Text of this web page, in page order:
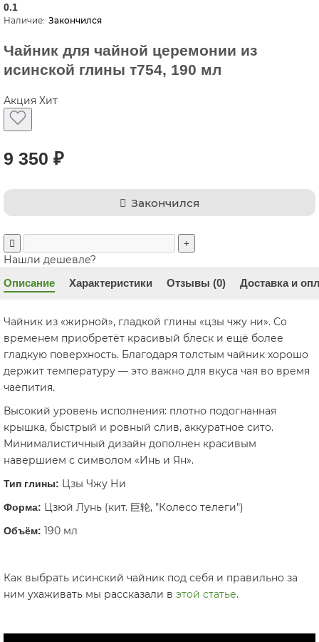
0.1
Закончился
Чайник для чайной церемонии из
исинской глины т754, 190 мл
Акция Хит
9 350 ₽
Закончился
Нашли дешевле?
Описание Характеристики Отзывы (0) Доставка и
Чайник из «жирной», гладкой глины «цзы чжу ни». Со
временем приобретёт красивый блеск и ещё более
гладкую поверхность. Благодаря толстым чайник хорошо
держит температуру — это важно для вкуса чая во время
чаепития.
Высокий уровень исполнения: плотно подогнанная
крышка, быстрый и ровный слив, аккуратное сито.
Минималистичный дизайн дополнен красивым
навершием с символом «Инь и Ян».
Тип глины: Цзы Чжу Ни
Форма: Цзюй Лунь (кит. 巨轮, "Колесо телеги")
Объём: 190 мл
Как выбрать исинский чайник под себя и правильно за
ним ухаживать мы рассказали в этой статье.